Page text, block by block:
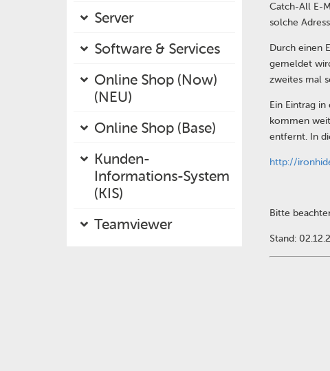
Server
Software & Services
Online Shop (Now)
(NEU)
Online Shop (Base)
Kunden-
Informations-System
(KIS)
Teamviewer
Catch-All E-
solche
Durch einen
gemeldet
zweites mal
Ein Eintrag
kommen
entfernt. In
http://
Bitte
Stand: